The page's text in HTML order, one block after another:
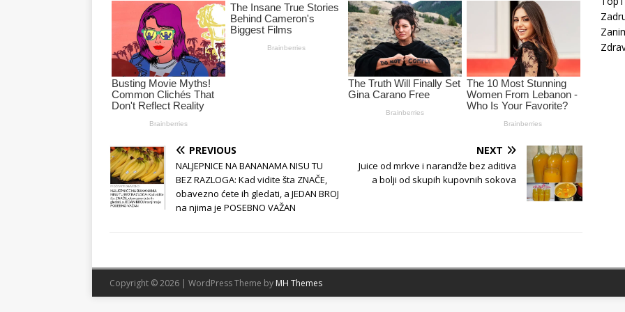
PREVIOUS
NALJEPNICE NA BANANAMA NISU TU
BEZ RAZLOGA: Kad vidite šta ZNAČE,
obavezno ćete ih gledati, a JEDAN BROJ
na njima je POSEBNO VAŽAN
NEXT
Juice od mrkve i narandže bez aditiva
a bolji od skupih kupovnih sokova
Copyright © 2026 | WordPress Theme by MH Themes